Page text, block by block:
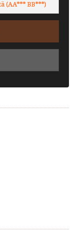
(AA*** BB***)